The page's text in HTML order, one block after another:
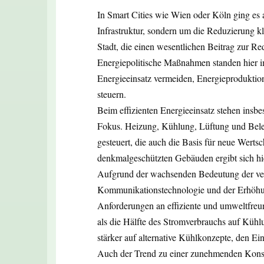
In Smart Cities wie Wien oder Köln ging
Infrastruktur, sondern um die Reduzierung
Stadt, die einen wesentlichen Beitrag zur
Energiepolitische Maßnahmen standen
Energieeinsatz vermeiden,
steuern.
Beim effizienten Energieeinsatz stehen
Fokus. Heizung, Kühlung, Lüftung und
gesteuert, die auch die Basis für neue
denkmalgeschützten Gebäuden ergibt sich
Aufgrund der wachsenden Bedeutung der
Kommunikationstechnologie und der
Anforderungen an effiziente und
als die Hälfte des Stromverbrauchs auf
stärker auf alternative Kühlkonzepte, den
Auch der Trend zu einer zunehmenden